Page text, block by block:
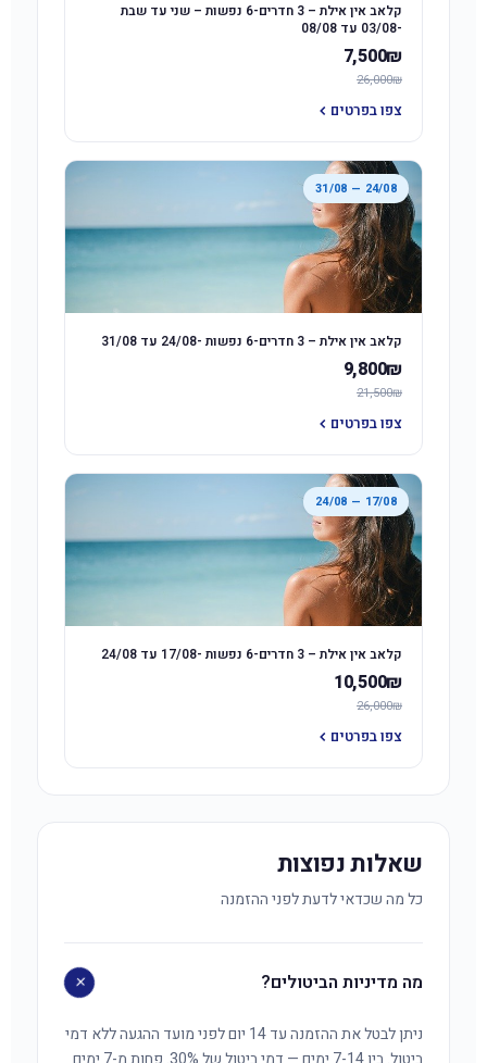
קלאב אין אילת – 3 חדרים-6 נפשות – שני עד שבת
-03/08 עד 08/08
7,500₪
26,000₪
צפו בפרטים
24/08 — 31/08
קלאב אין אילת – 3 חדרים-6 נפשות -24/08 עד 31/08
9,800₪
21,500₪
צפו בפרטים
17/08 — 24/08
קלאב אין אילת – 3 חדרים-6 נפשות -17/08 עד 24/08
10,500₪
26,000₪
צפו בפרטים
שאלות נפוצות
כל מה שכדאי לדעת לפני ההזמנה
מה מדיניות הביטולים? +
ניתן לבטל את ההזמנה עד 14 יום לפני מועד ההגעה ללא דמי